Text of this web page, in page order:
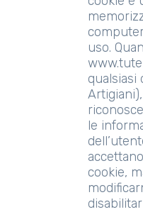
uso.
qualsiasi
le
cookie,